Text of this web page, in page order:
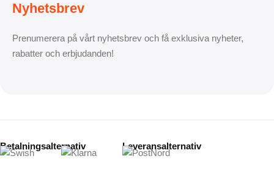
Nyhetsbrev
Prenumerera på vårt nyhetsbrev och få exklusiva nyheter,
rabatter och erbjudanden!
Betalningsalternativ Leveransalternativ